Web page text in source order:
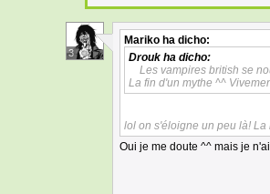
3
Mariko ha dicho:
Drouk ha dicho:
Les vampires british se
La fin d'un mythe ^^
lol on s'éloigne un peu là! La
Oui je me doute ^^ mais je